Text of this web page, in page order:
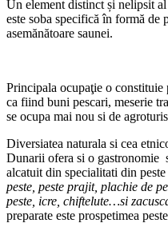
Un element distinct și nelipsit
este soba specifică în formă de
asemănătoare saunei.
Principala ocupaţie o
ca fiind buni pescari, meserie
se ocupa mai nou si de
Diversiatea naturala si cea
Dunarii ofera si o gastronomie
alcatuit din specialitati din
peste, peste prajit, plachie de
peste, icre, chiftelute…si
preparate este prospetimea